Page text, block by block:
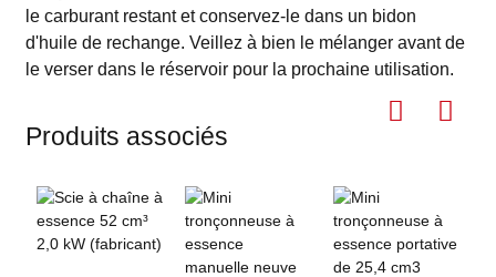
le carburant restant et conservez-le dans un bidon
d'huile de rechange. Veillez à bien le mélanger avant de
le verser dans le réservoir pour la prochaine utilisation.
Produits associés